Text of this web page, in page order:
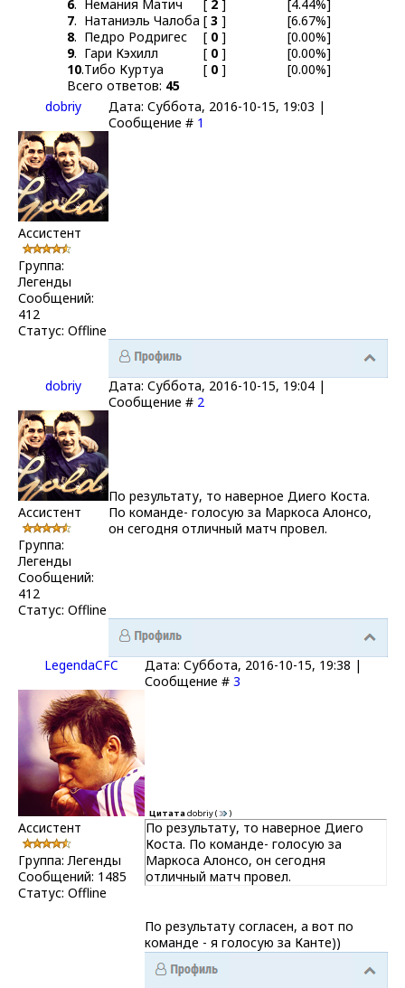
6. Немания Матич [ 2 ]
[4.44%]
7. Натаниэль Чалоба [ 3 ]
[6.67%]
8. Педро Родригес [ 0 ]
[0.00%]
9. Гари Кэхилл [ 0 ]
[0.00%]
10.Тибо Куртуа [ 0 ]
[0.00%]
Всего ответов: 45
dobriy
Дата: Суббота, 2016-10-15, 19:03 |
Сообщение # 1
Ассистент
Группа:
Легенды
Сообщений:
412
Статус: Offline
dobriy
Дата: Суббота, 2016-10-15, 19:04 |
Сообщение # 2
Ассистент
Группа:
Легенды
Сообщений:
412
Статус: Offline
По результату, то наверное Диего Коста.
По команде- голосую за Маркоса Алонсо,
он сегодня отличный матч провел.
LegendaCFC
Дата: Суббота, 2016-10-15, 19:38 |
Сообщение # 3
Ассистент
Группа: Легенды
Сообщений: 1485
Статус: Offline
Цитатаdobriy( )
По результату, то наверное Диего
Коста. По команде- голосую за
Маркоса Алонсо, он сегодня
отличный матч провел.
По результату согласен, а вот по
команде - я голосую за Канте))